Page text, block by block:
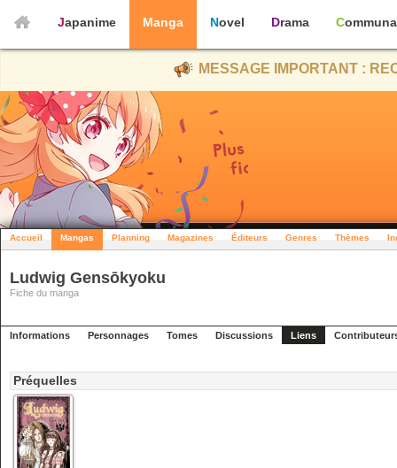
Japanime Manga Novel Drama
MESSAGE IMPORTANT :
Accueil Mangas Planning Magazines Éditeurs Genres Thèmes
Ludwig Gensōkyoku
Fiche du manga
Informations Personnages Tomes Discussions Liens
Préquelles